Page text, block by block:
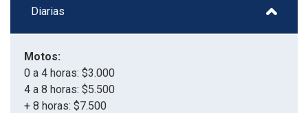
Diarias
Motos:
0 a 4 horas: $3.000
4 a 8 horas: $5.500
+ 8 horas: $7.500